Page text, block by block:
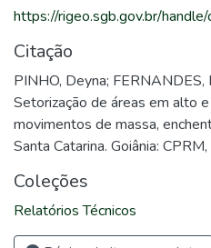
https://rigeo.sgb.gov.br/
Citação
PINHO, Deyna; FERNANDES,
Setorização de áreas em alto
movimentos de massa,
Santa Catarina. Goiânia:
Coleções
Relatórios Técnicos